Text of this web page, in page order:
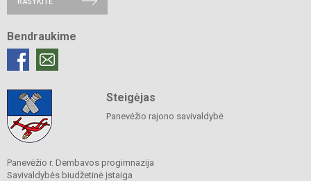
Bendraukime
Steigėjas
Panevėžio rajono savivaldybė
Panevėžio r. Dembavos progimnazija
Savivaldybės biudžetinė įstaiga